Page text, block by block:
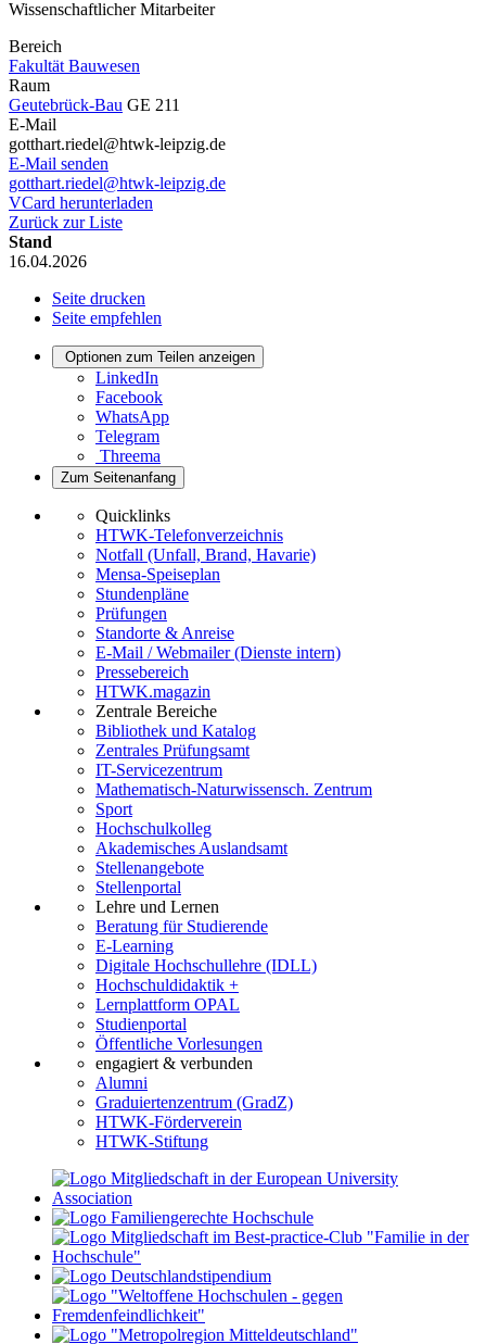
Wissenschaftlicher Mitarbeiter
Bereich
Fakultät Bauwesen
Raum
Geutebrück-Bau GE 211
E-Mail
gotthart.riedel@htwk-leipzig.de
E-Mail senden
gotthart.riedel@htwk-leipzig.de
VCard herunterladen
Zurück zur Liste
Stand
16.04.2026
Seite drucken
Seite empfehlen
Optionen zum Teilen anzeigen
LinkedIn
Facebook
WhatsApp
Telegram
Threema
Zum Seitenanfang
Quicklinks
HTWK-Telefonverzeichnis
Notfall (Unfall, Brand, Havarie)
Mensa-Speiseplan
Stundenpläne
Prüfungen
Standorte & Anreise
E-Mail / Webmailer (Dienste intern)
Pressebereich
HTWK.magazin
Zentrale Bereiche
Bibliothek und Katalog
Zentrales Prüfungsamt
IT-Servicezentrum
Mathematisch-Naturwissensch. Zentrum
Sport
Hochschulkolleg
Akademisches Auslandsamt
Stellenangebote
Stellenportal
Lehre und Lernen
Beratung für Studierende
E-Learning
Digitale Hochschullehre (IDLL)
Hochschuldidaktik +
Lernplattform OPAL
Studienportal
Öffentliche Vorlesungen
engagiert & verbunden
Alumni
Graduiertenzentrum (GradZ)
HTWK-Förderverein
HTWK-Stiftung